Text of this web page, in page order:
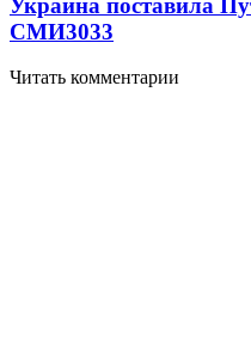
СМИ3033
Читать комментарии